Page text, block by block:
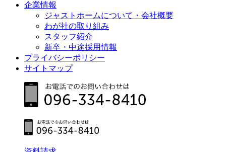
企業情報
ジャストホームについて・会社概要
わが社の取り組み
スタッフ紹介
新卒・中途採用情報
プライバシーポリシー
サイトマップ